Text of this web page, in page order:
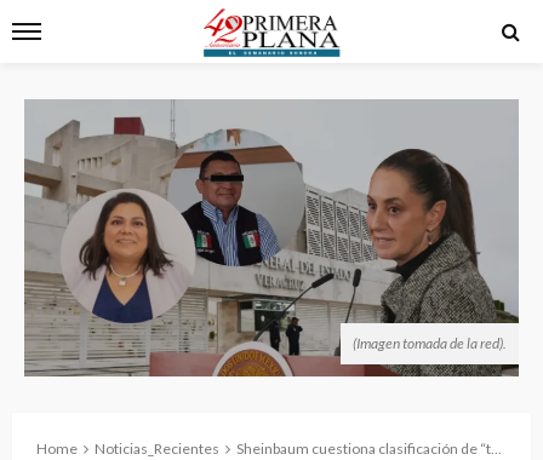
(Imagen tomada de la red).
Home Noticias_Recientes Sheinbaum cuestiona clasificación de “terrorismo” contra periodista: exige aclaración a la Fiscalía de Veracruz